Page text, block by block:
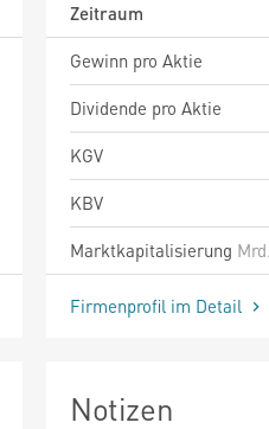
Zeitraum
Gewinn pro Aktie
Dividende pro Aktie
KGV
KBV
Marktkapitalisierung Mrd.
Firmenprofil im Detail
Notizen